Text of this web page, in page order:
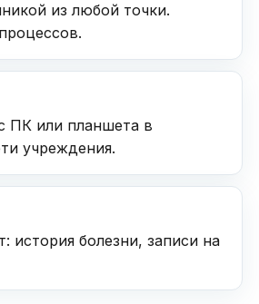
из любой точки.
ПК или планшета в
учреждения.
история болезни, записи на